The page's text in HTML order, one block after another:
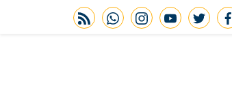
facebook
twitter
youtube
instagram
whatsapp
rss feed